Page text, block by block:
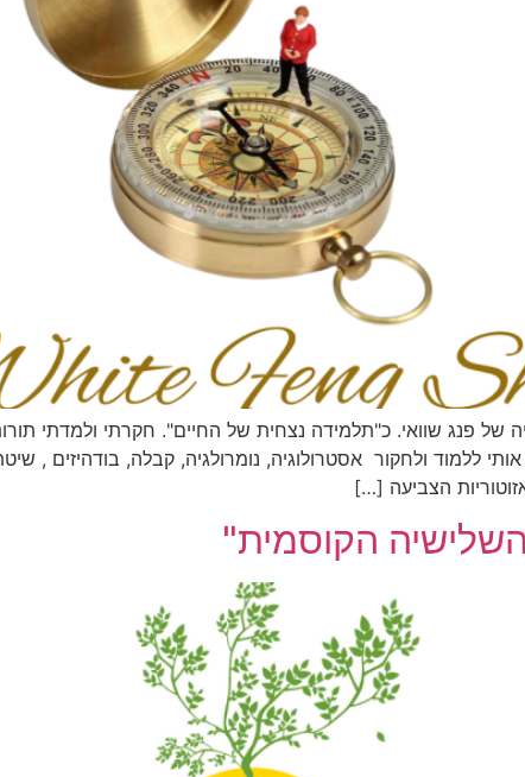
של פנג שוואי. כ"תלמידה נצחית של החיים". חקרתי ולמדתי
ללמוד ולחקור אסטרולוגיה, נומרולגיה, קבלה, בודהיזים ,
הצביעה […]
הקוסמית"